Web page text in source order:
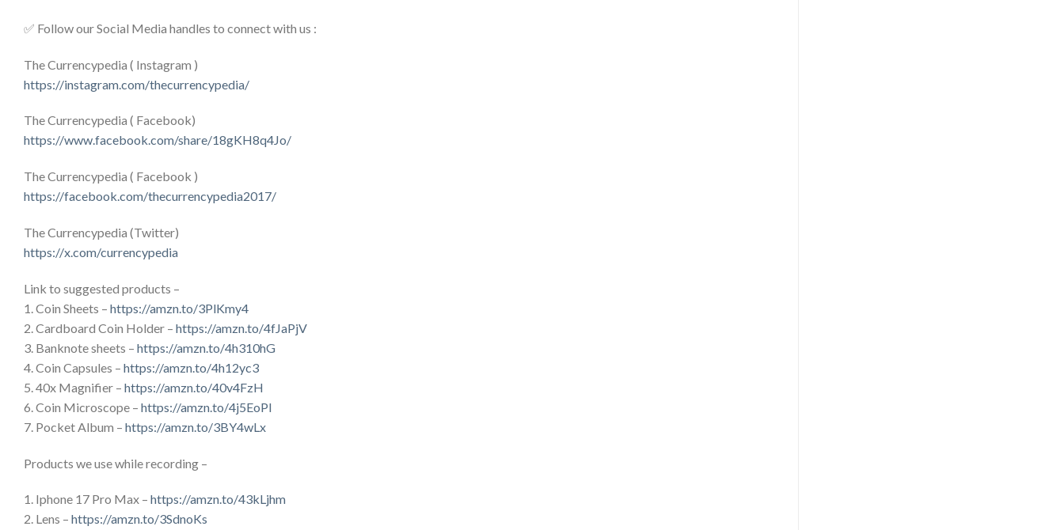
✅ Follow our Social Media handles to connect with us :
The Currencypedia ( Instagram )
https://instagram.com/thecurrencypedia/
The Currencypedia ( Facebook)
https://www.facebook.com/share/18gKH8q4Jo/
The Currencypedia ( Facebook )
https://facebook.com/thecurrencypedia2017/
The Currencypedia (Twitter)
https://x.com/currencypedia
Link to suggested products –
1. Coin Sheets – https://amzn.to/3PlKmy4
2. Cardboard Coin Holder – https://amzn.to/4fJaPjV
3. Banknote sheets – https://amzn.to/4h310hG
4. Coin Capsules – https://amzn.to/4h12yc3
5. 40x Magnifier – https://amzn.to/40v4FzH
6. Coin Microscope – https://amzn.to/4j5EoPI
7. Pocket Album – https://amzn.to/3BY4wLx
Products we use while recording –
1. Iphone 17 Pro Max – https://amzn.to/43kLjhm
2. Lens – https://amzn.to/3SdnoKs